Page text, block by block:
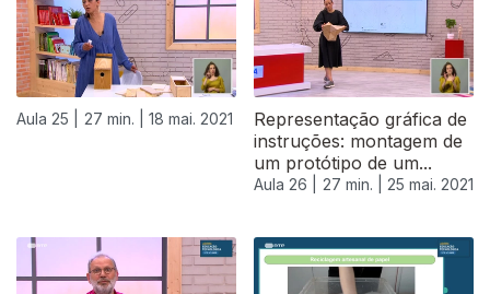
Aula 25 | 27 min. | 18 mai. 2021
Representação gráfica de
instruções: montagem de
um protótipo de um...
Aula 26 | 27 min. | 25 mai. 2021